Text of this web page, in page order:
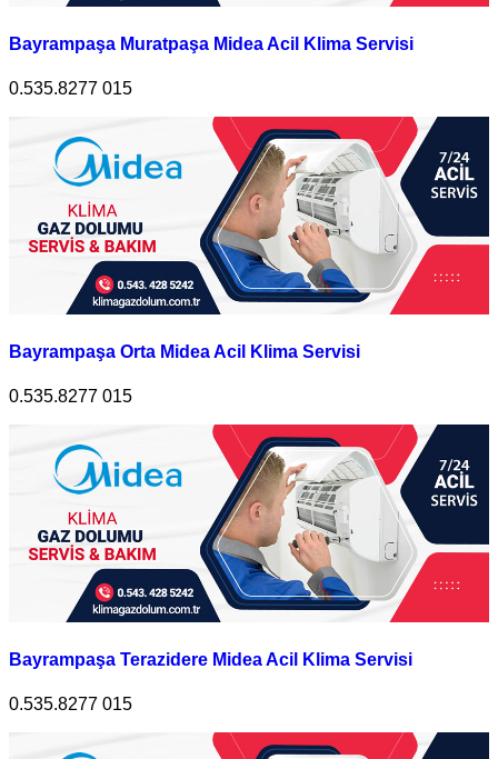
Bayrampaşa Muratpaşa Midea Acil Klima Servisi
0.535.8277 015
Bayrampaşa Orta Midea Acil Klima Servisi
0.535.8277 015
Bayrampaşa Terazidere Midea Acil Klima Servisi
0.535.8277 015